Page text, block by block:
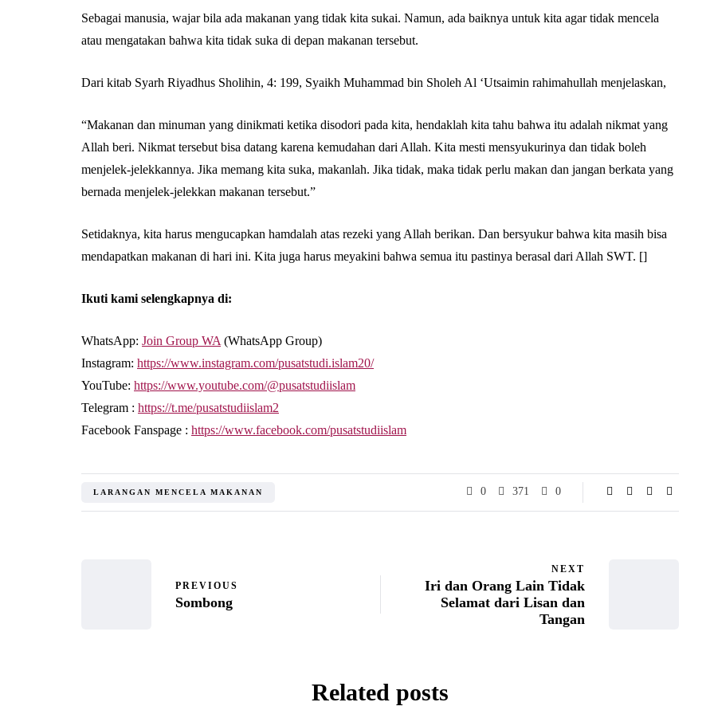
Sebagai manusia, wajar bila ada makanan yang tidak kita sukai. Namun, ada baiknya untuk kita agar tidak mencela
atau mengatakan bahwa kita tidak suka di depan makanan tersebut.
Dari kitab Syarh Riyadhus Sholihin, 4: 199, Syaikh Muhammad bin Sholeh Al ‘Utsaimin rahimahullah menjelaskan,
“Makanan dan minuman yang dinikmati ketika disodori pada kita, hendaklah kita tahu bahwa itu adalah nikmat yang
Allah beri. Nikmat tersebut bisa datang karena kemudahan dari Allah. Kita mesti mensyukurinya dan tidak boleh
menjelek-jelekkannya. Jika memang kita suka, makanlah. Jika tidak, maka tidak perlu makan dan jangan berkata yang
bernada menjelek-jelekkan makanan tersebut.”
Setidaknya, kita harus mengucapkan hamdalah atas rezeki yang Allah berikan. Dan bersyukur bahwa kita masih bisa
mendapatkan makanan di hari ini. Kita juga harus meyakini bahwa semua itu pastinya berasal dari Allah SWT. []
Ikuti kami selengkapnya di:
WhatsApp: Join Group WA (WhatsApp Group)
Instagram: https://www.instagram.com/pusatstudi.islam20/
YouTube: https://www.youtube.com/@pusatstudiislam
Telegram : https://t.me/pusatstudiislam2
Facebook Fanspage : https://www.facebook.com/pusatstudiislam
LARANGAN MENCELA MAKANAN 0 371 0
PREVIOUS
Sombong
NEXT
Iri dan Orang Lain Tidak
Selamat dari Lisan dan
Tangan
Related posts